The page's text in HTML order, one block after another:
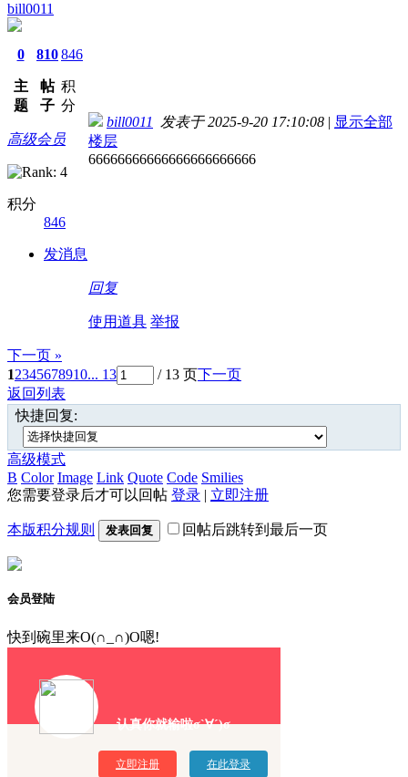
bill0011
0
主
题
810
帖
子
846
积
分
高级会员
积分
846
发消息
bill0011 发表于 2025-9-20 17:10:08 | 显示全部
楼层
66666666666666666666666
回复
使用道具 举报
下一页 »
12345678910... 13 / 13 页下一页
返回列表
快捷回复:
高级模式
B Color Image Link Quote Code Smilies
您需要登录后才可以回帖 登录 | 立即注册
本版积分规则 发表回复 回帖后跳转到最后一页
会员登陆
快到碗里来O(∩_∩)O嗯!
认真你就输啦σ`∀´)σ
立即注册 在此登录